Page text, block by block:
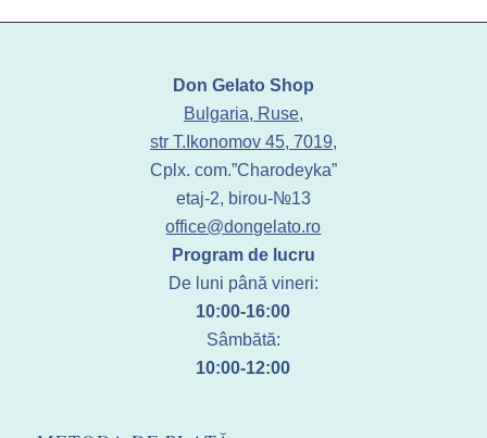
Don Gelato Shop
Bulgaria, Ruse,
str T.Ikonomov 45, 7019,
Cplx. com.”Charodeyka”
etaj-2, birou-№13
office@dongelato.ro
Program de lucru
De luni până vineri:
10:00-16:00
Sâmbătă:
10:00-12:00